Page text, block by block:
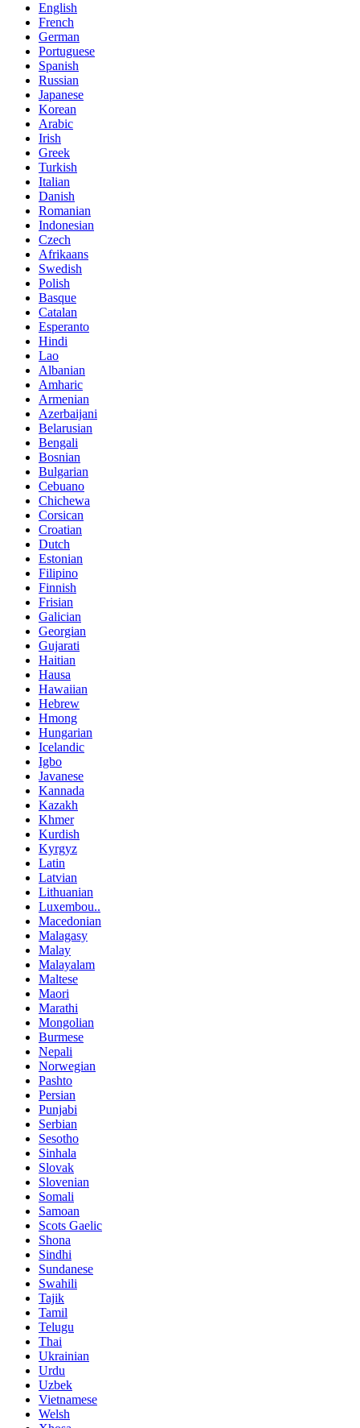
English
French
German
Portuguese
Spanish
Russian
Japanese
Korean
Arabic
Irish
Greek
Turkish
Italian
Danish
Romanian
Indonesian
Czech
Afrikaans
Swedish
Polish
Basque
Catalan
Esperanto
Hindi
Lao
Albanian
Amharic
Armenian
Azerbaijani
Belarusian
Bengali
Bosnian
Bulgarian
Cebuano
Chichewa
Corsican
Croatian
Dutch
Estonian
Filipino
Finnish
Frisian
Galician
Georgian
Gujarati
Haitian
Hausa
Hawaiian
Hebrew
Hmong
Hungarian
Icelandic
Igbo
Javanese
Kannada
Kazakh
Khmer
Kurdish
Kyrgyz
Latin
Latvian
Lithuanian
Luxembou..
Macedonian
Malagasy
Malay
Malayalam
Maltese
Maori
Marathi
Mongolian
Burmese
Nepali
Norwegian
Pashto
Persian
Punjabi
Serbian
Sesotho
Sinhala
Slovak
Slovenian
Somali
Samoan
Scots Gaelic
Shona
Sindhi
Sundanese
Swahili
Tajik
Tamil
Telugu
Thai
Ukrainian
Urdu
Uzbek
Vietnamese
Welsh